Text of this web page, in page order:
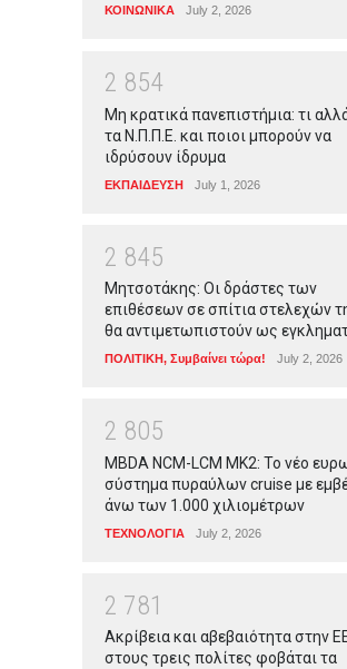
ΚΟΙΝΩΝΙΚΑ July 2, 2026
2 854
Μη κρατικά πανεπιστήμια: τι
τα Ν.Π.Π.Ε. και ποιοι μπορούν να
ιδρύσουν ίδρυμα
ΕΚΠΑΙΔΕΥΣΗ July 1, 2026
2 845
Μητσοτάκης: Οι δράστες των
επιθέσεων σε σπίτια στελεχών
θα αντιμετωπιστούν ως
ΠΟΛΙΤΙΚΗ, Συμβαίνει τώρα! July 2, 2026
2 805
MBDA NCM-LCM MK2: Το νέο
σύστημα πυραύλων cruise με
άνω των 1.000 χιλιομέτρων
ΤΕΧΝΟΛΟΓΙΑ July 2, 2026
2 781
Ακρίβεια και αβεβαιότητα στην
στους τρεις πολίτες φοβάται τα